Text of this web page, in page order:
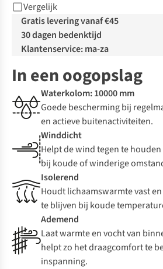
Vergelijk
Gratis levering vanaf €45
30 dagen bedenktijd
Klantenservice: ma-za
In een oogopslag
Waterkolom: 10000 mm
Goede bescherming bij
en actieve buitenactiviteiten.
Winddicht
Helpt de wind tegen te
bij koude of winderige
Isolerend
Houdt lichaamswarmte vast
te blijven bij koude
Ademend
Laat warmte en vocht van
helpt zo het draagcomfort te
inspanning.